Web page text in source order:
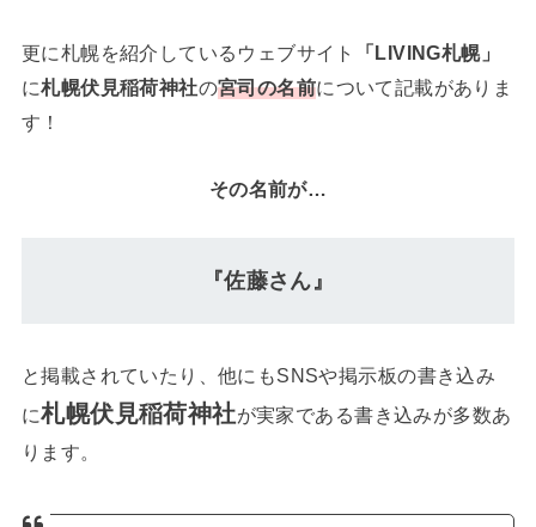
更に札幌を紹介しているウェブサイト
「LIVING札幌」
に札幌伏見稲荷神社の宮司の名前について記載がありま
す！
その名前が…
『佐藤さん』
と掲載されていたり、他にもSNSや掲示板の書き込み
に札幌伏見稲荷神社が実家である書き込みが多数あ
ります。